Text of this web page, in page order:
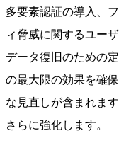
多要素認証の導入、
ィ脅威に関するユー
データ復旧のための
の最大限の効果を確
な見直しが含まれま
さらに強化します。